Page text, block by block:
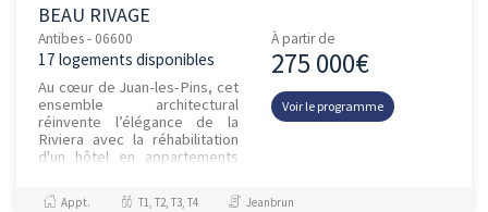
BEAU RIVAGE
Antibes - 06600
17 logements disponibles
Au cœur de Juan-les-Pins, cet
ensemble architectural
réinvente l’élégance de la
Riviera avec la réhabilitation
d'un hôtel en appartements
de résidences compos...
À partir de
275 000€
Voir le programme
Appt. T1, T2, T3, T4 Jeanbrun